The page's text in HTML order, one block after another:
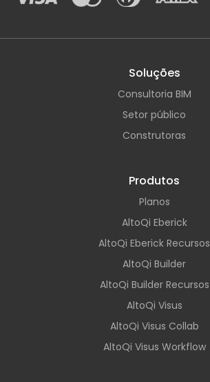
Soluções
Consultoria BIM
Setor público
Construtoras
Produtos
Planos
AltoQi Eberick
AltoQi Eberick Recursos
AltoQi Builder
AltoQi Builder Recursos
AltoQi Visus
AltoQi Visus Collab
AltoQi Visus Workflow